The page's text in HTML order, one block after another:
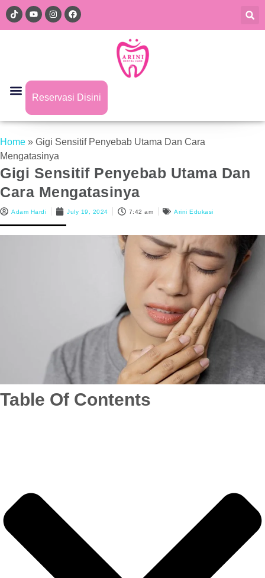
Reservasi Disini
Home » Gigi Sensitif Penyebab Utama Dan Cara
Mengatasinya
Gigi Sensitif Penyebab Utama Dan
Cara Mengatasinya
Adam Hardi July 19, 2024 7:42 am Arini Edukasi
Table Of Contents